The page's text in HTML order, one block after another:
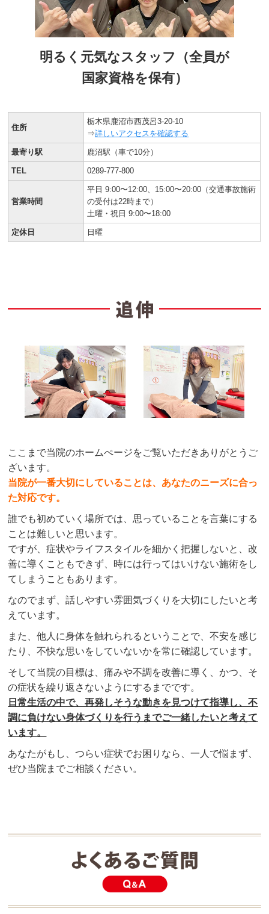
明るく元気なスタッフ（全員が
国家資格を保有）
住所
栃木県鹿沼市西茂呂3-20-10
⇒詳しいアクセスを確認する
最寄り駅 鹿沼駅（車で10分）
TEL 0289-777-800
営業時間
平日 9:00〜12:00、15:00〜20:00（交通事故施術
の受付は22時まで）
土曜・祝日 9:00〜18:00
定休日 日曜
ここまで当院のホームぺージをご覧いただきありがとうご
ざいます。
当院が一番大切にしていることは、あなたのニーズに合っ
た対応です。
誰でも初めていく場所では、思っていることを言葉にする
ことは難しいと思います。
ですが、症状やライフスタイルを細かく把握しないと、改
善に導くこともできず、時には行ってはいけない施術をし
てしまうこともあります。
なのでまず、話しやすい雰囲気づくりを大切にしたいと考
えています。
また、他人に身体を触れられるということで、不安を感じ
たり、不快な思いをしていないかを常に確認しています。
そして当院の目標は、痛みや不調を改善に導く、かつ、そ
の症状を繰り返さないようにするまでです。
日常生活の中で、再発しそうな動きを見つけて指導し、不
調に負けない身体づくりを行うまでご一緒したいと考えて
います。
あなたがもし、つらい症状でお困りなら、一人で悩まず、
ぜひ当院までご相談ください。